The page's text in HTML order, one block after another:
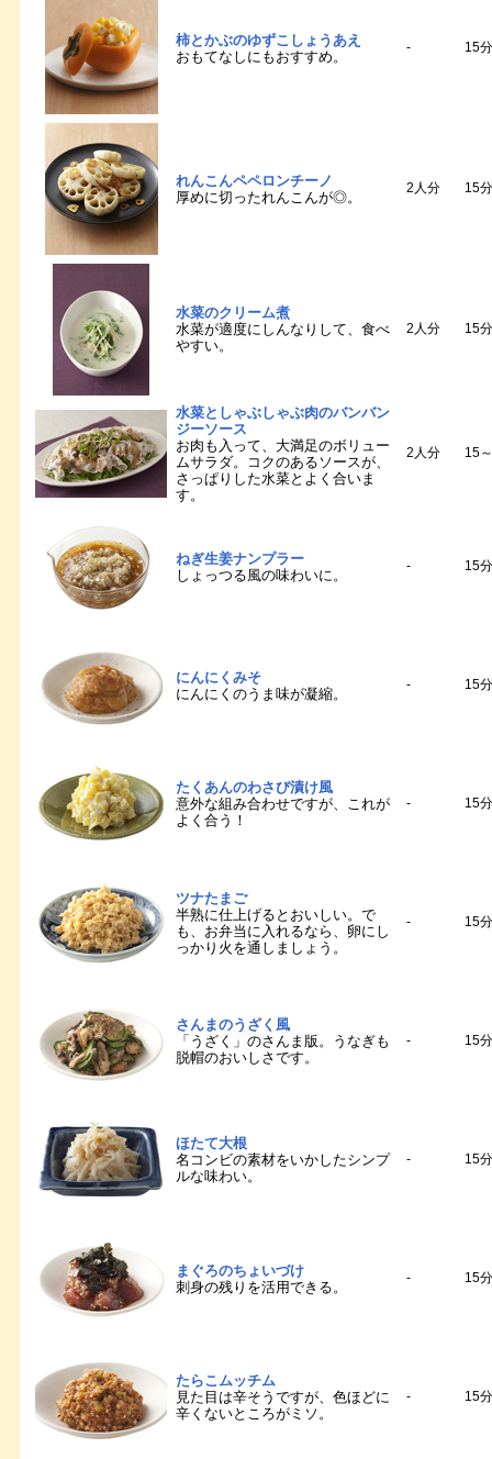
柿とかぶのゆずこしょうあえ
おもてなしにもおすすめ。
- 15
れんこんペペロンチーノ
厚めに切ったれんこんが◎。
2人分 15
水菜のクリーム煮
水菜が適度にしんなりして、食べ
やすい。
2人分 15
水菜としゃぶしゃぶ肉のバンバン
ジーソース
お肉も入って、大満足のボリュー
ムサラダ。コクのあるソースが、
さっぱりした水菜とよく合いま
す。
2人分 15
ねぎ生姜ナンプラー
しょっつる風の味わいに。
- 15
にんにくみそ
にんにくのうま味が凝縮。
- 15
たくあんのわさび漬け風
意外な組み合わせですが、これが
よく合う！
- 15
ツナたまご
半熟に仕上げるとおいしい。で
も、お弁当に入れるなら、卵にし
っかり火を通しましょう。
- 15
さんまのうざく風
「うざく」のさんま版。うなぎも
脱帽のおいしさです。
- 15
ほたて大根
名コンビの素材をいかしたシンプ
ルな味わい。
- 15
まぐろのちょいづけ
刺身の残りを活用できる。
- 15
たらこムッチム
見た目は辛そうですが、色ほどに
辛くないところがミソ。
- 15